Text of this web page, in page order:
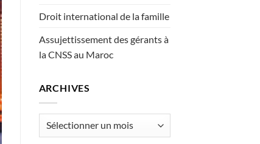
Droit international de la famille
Assujettissement des gérants à
la CNSS au Maroc
ARCHIVES
Archives